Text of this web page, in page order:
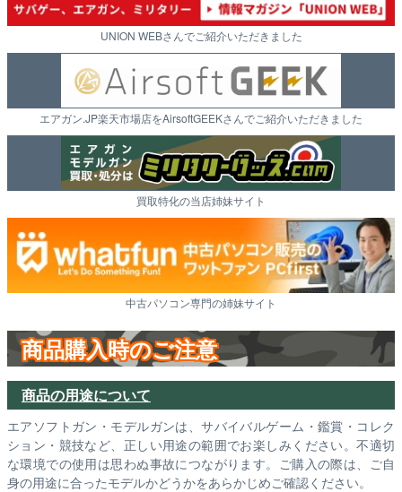
UNION WEBさんでご紹介いただきました
エアガン.JP楽天市場店をAirsoftGEEKさんでご紹介いただきました
買取特化の当店姉妹サイト
中古パソコン専門の姉妹サイト
商品購入時のご注意
商品の用途について
エアソフトガン・モデルガンは、サバイバルゲーム・鑑賞・コレク
ション・競技など、正しい用途の範囲でお楽しみください。不適切
な環境での使用は思わぬ事故につながります。ご購入の際は、ご自
身の用途に合ったモデルかどうかをあらかじめご確認ください。